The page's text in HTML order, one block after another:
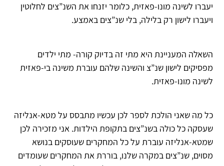
יעברו לשינה מונו-פאזית, כלומר יזנחו את השנ”צים לחלוטין
ויעברו לישון רק בלילה, בלי שנ”צים באמצע.
השאלה המעניינת היא מתי זה בדיוק קורה- מתי ילדים
מפסיקים לישון שנ”צ והשינה שלהם עוברת משינה בי-פאזית
לשינה מונו-פאזית.
כל מה שאני הולכת לספר לכן עכשיו מתבסס על מטא-אנליזה
שעסקה כל כולה בשנ”צים בתקופת הילדות. אני מזכירה לכן
שמטא-אנליזה עוברת על כל המחקרים שעוסקים בנושא
מסוים, שנ”צים במקרה שלנו, בוררת את המחקרים שעומדים